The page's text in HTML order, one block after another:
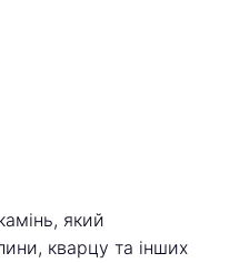
який
кварцу та інших